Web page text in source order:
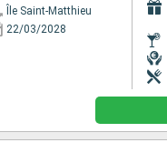
Île Saint-Matthieu
22/03/2028